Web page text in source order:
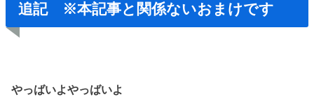
追記 ※本記事と関係ないおまけです
やっばいよやっばいよ